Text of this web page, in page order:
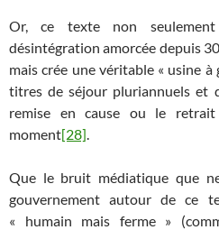
Or, ce texte non
désintégration amorcée depuis
mais crée une véritable « usine à
titres de séjour pluriannuels et
remise en cause ou le
moment[28].
Que le bruit médiatique que
gouvernement autour de ce
« humain mais ferme »